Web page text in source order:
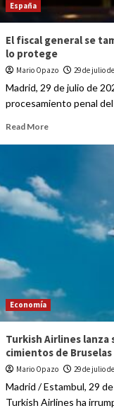
España
El fiscal general se
lo protege
Mario Opazo 29 de julio
Madrid, 29 de julio de
procesamiento penal
Read More
Economía
Turkish Airlines lanza
cimientos de Bruselas
Mario Opazo 29 de julio
Madrid / Estambul, 29
Turkish Airlines ha